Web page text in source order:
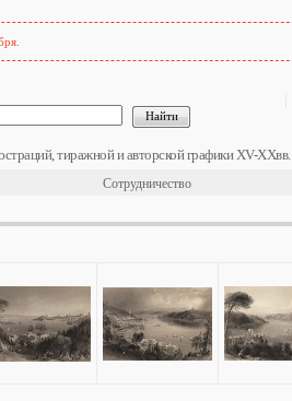
тиражной и авторской графики XV-XXвв.
Сотрудничество